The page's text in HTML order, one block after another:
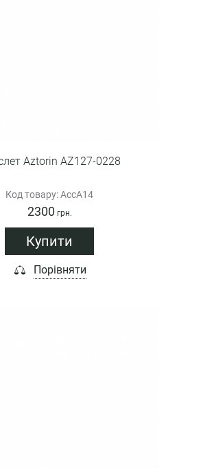
Aztorin AZ127-0228
Код товару: AccA14
2300 грн.
Купити
Порівняти